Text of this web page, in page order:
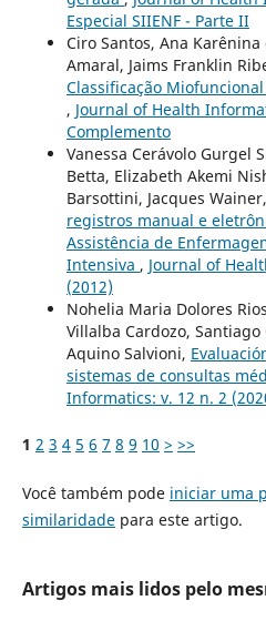
Especial SIIENF - Parte II
Ciro Santos, Ana
Amaral, Jaims Franklin
Classificação
, Journal of Health
Complemento
Vanessa Cerávolo Gurgel
Betta, Elizabeth Akemi
Barsottini, Jacques Wainer,
registros manual e
Assistência de
Intensiva , Journal of
(2012)
Nohelia Maria Dolores
Villalba Cardozo,
Aquino Salvioni,
sistemas de consultas
Informatics: v. 12 n. 2
1 2 3 4 5 6 7 8 9 10 > >>
Você também pode iniciar uma
similaridadepara este artigo.
Artigos mais lidos pelo